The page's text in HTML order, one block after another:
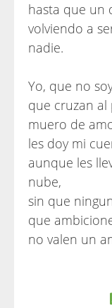
hasta que un
volviendo a
nadie.
Yo, que no
que cruzan al
muero de
les doy mi
aunque les
nube,
sin que
que
no valen un